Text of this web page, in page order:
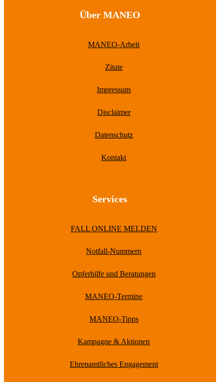
Über MANEO
MANEO-Arbeit
Zitate
Impressum
Disclaimer
Datenschutz
Kontakt
Services
FALL ONLINE MELDEN
Notfall-Nummern
Opferhilfe und Beratungen
MANEO-Termine
MANEO-Tipps
Kampagne & Aktionen
Ehrenamtliches Engagement